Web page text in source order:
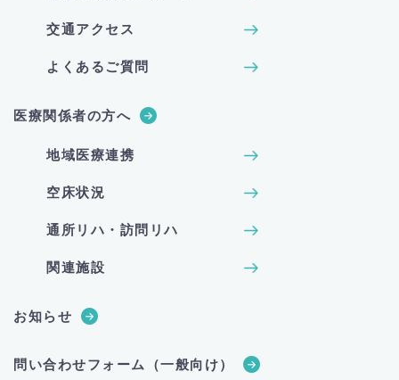
交通アクセス
よくあるご質問
医療関係者の方へ
地域医療連携
空床状況
通所リハ・訪問リハ
関連施設
お知らせ
問い合わせフォーム（一般向け）